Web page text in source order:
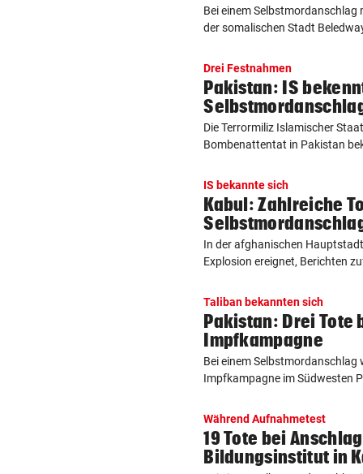
Bei einem Selbstmordanschlag
der somalischen Stadt
Drei Festnahmen
Pakistan: IS
Die Terrormiliz Islamischer
Bombenattentat in Pakistan
IS bekannte sich
Kabul: Zahlreiche
In der afghanischen
Explosion ereignet, Berichten
Taliban bekannten sich
Pakistan: Drei Tote
Impfkampagne
Bei einem Selbstmordanschlag
Impfkampagne im Südwesten
Während Aufnahmetest
19 Tote bei
Bildungsinstitut in